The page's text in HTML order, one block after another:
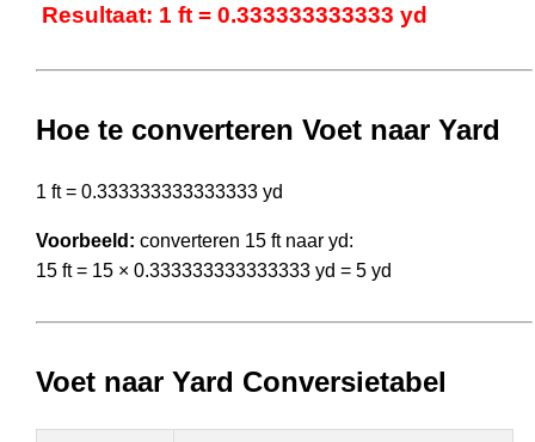
Resultaat: 1 ft = 0.333333333333 yd
Hoe te converteren Voet naar Yard
1 ft = 0.333333333333333 yd
Voorbeeld: converteren 15 ft naar yd:
15 ft = 15 × 0.333333333333333 yd = 5 yd
Voet naar Yard Conversietabel